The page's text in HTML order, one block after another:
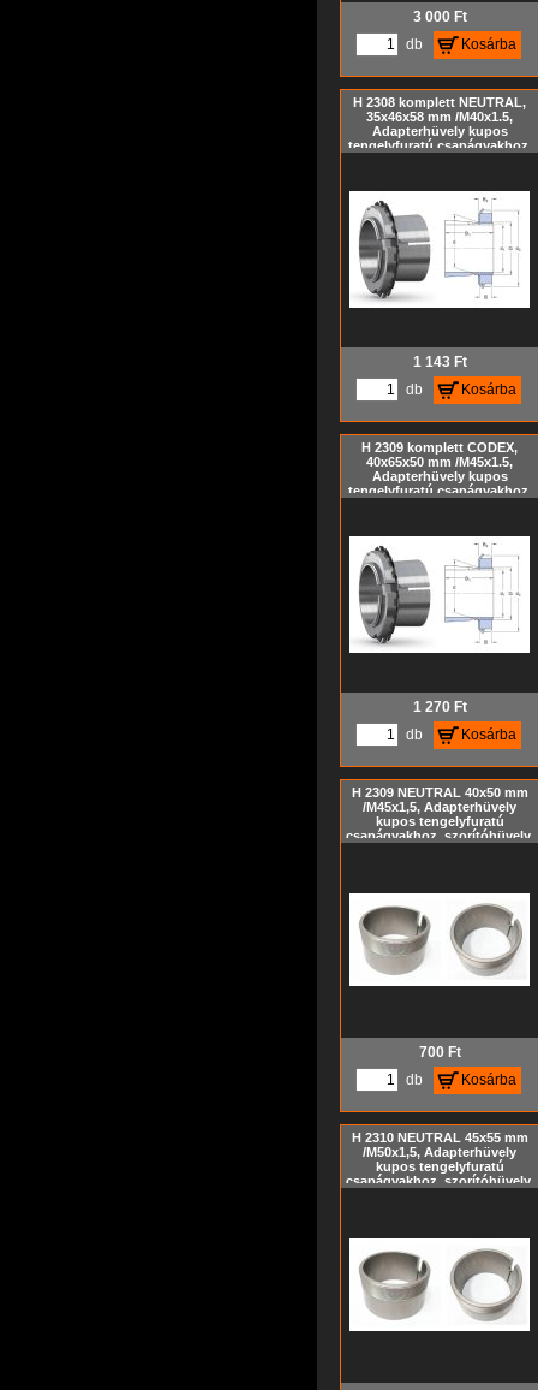
3 000Ft
db
Kosárba
H 2308 komplett NEUTRAL,
35x46x58 mm /M40x1.5,
Adapterhüvely kupos
tengelyfuratú csapágyakhoz,
biztosító alátéttel, metrikus
méret, Kúp= 1:12
1 143Ft
db
Kosárba
H 2309 komplett CODEX,
40x65x50 mm /M45x1.5,
Adapterhüvely kupos
tengelyfuratú csapágyakhoz,
biztosító alátéttel, metrikus
méret, Kúp= 1:12
1 270Ft
db
Kosárba
H 2309 NEUTRAL 40x50 mm
/M45x1,5, Adapterhüvely
kupos tengelyfuratú
csapágyakhoz, szorítóhüvely,
1:12
700Ft
db
Kosárba
H 2310 NEUTRAL 45x55 mm
/M50x1,5, Adapterhüvely
kupos tengelyfuratú
csapágyakhoz, szorítóhüvely,
1:12